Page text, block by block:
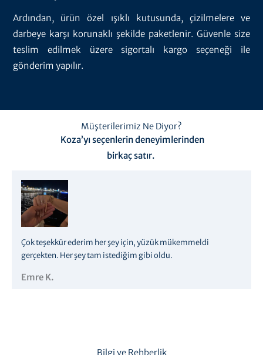
Ardından, ürün özel ışıklı kutusunda, çizilmelere ve
darbeye karşı korunaklı şekilde paketlenir. Güvenle size
teslim edilmek üzere sigortalı kargo seçeneği ile
gönderim yapılır.
Müşterilerimiz Ne Diyor?
Koza’yı seçenlerin deneyimlerinden
birkaç satır.
Çok teşekkür ederim her şey için, yüzük mükemmeldi
gerçekten. Her şey tam istediğim gibi oldu.
Emre K.
Bilgi ve Rehberlik